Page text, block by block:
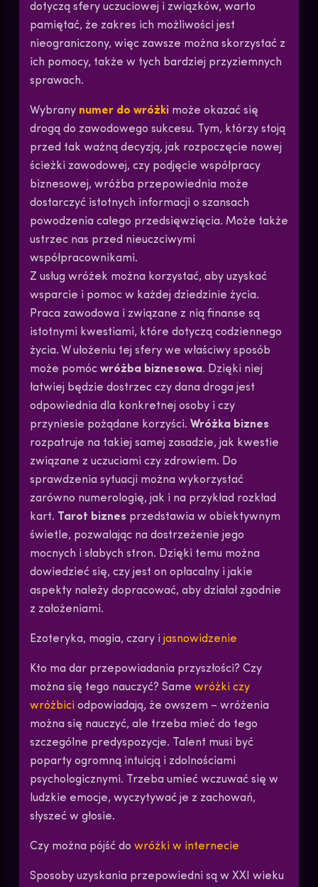
dotyczą sfery uczuciowej i związków, warto
pamiętać, że zakres ich możliwości jest
nieograniczony, więc zawsze można skorzystać z
ich pomocy, także w tych bardziej przyziemnych
sprawach.
Wybrany numer do wróżki może okazać się
drogą do zawodowego sukcesu. Tym, którzy stoją
przed tak ważną decyzją, jak rozpoczęcie nowej
ścieżki zawodowej, czy podjęcie współpracy
biznesowej, wróżba przepowiednia może
dostarczyć istotnych informacji o szansach
powodzenia całego przedsięwzięcia. Może także
ustrzec nas przed nieuczciwymi
współpracownikami.
Z usług wróżek można korzystać, aby uzyskać
wsparcie i pomoc w każdej dziedzinie życia.
Praca zawodowa i związane z nią finanse są
istotnymi kwestiami, które dotyczą codziennego
życia. W ułożeniu tej sfery we właściwy sposób
może pomóc wróżba biznesowa. Dzięki niej
łatwiej będzie dostrzec czy dana droga jest
odpowiednia dla konkretnej osoby i czy
przyniesie pożądane korzyści. Wróżka biznes
rozpatruje na takiej samej zasadzie, jak kwestie
związane z uczuciami czy zdrowiem. Do
sprawdzenia sytuacji można wykorzystać
zarówno numerologię, jak i na przykład rozkład
kart. Tarot biznes przedstawia w obiektywnym
świetle, pozwalając na dostrzeżenie jego
mocnych i słabych stron. Dzięki temu można
dowiedzieć się, czy jest on opłacalny i jakie
aspekty należy dopracować, aby działał zgodnie
z założeniami.
Ezoteryka, magia, czary i jasnowidzenie
Kto ma dar przepowiadania przyszłości? Czy
można się tego nauczyć? Same wróżki czy
wróżbici odpowiadają, że owszem – wróżenia
można się nauczyć, ale trzeba mieć do tego
szczególne predyspozycje. Talent musi być
poparty ogromną intuicją i zdolnościami
psychologicznymi. Trzeba umieć wczuwać się w
ludzkie emocje, wyczytywać je z zachowań,
słyszeć w głosie.
Czy można pójść do wróżki w internecie
Sposoby uzyskania przepowiedni są w XXI wieku